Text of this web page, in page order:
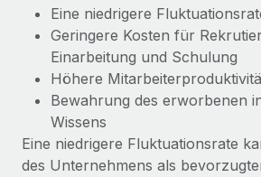
Mehr erfahren
Wie Phiture 55
mit Remote verwaltet
Phiture ist der unumstrittene Marktführer
Wachstumsberatung für mobile Apps.
Eine niedrigere
Geringere Kosten für
Einarbeitung und Schulung
Höhere
Bewahrung des erworbenen
Wissens
Eine niedrigere Fluktuationsrate
des Unternehmens als